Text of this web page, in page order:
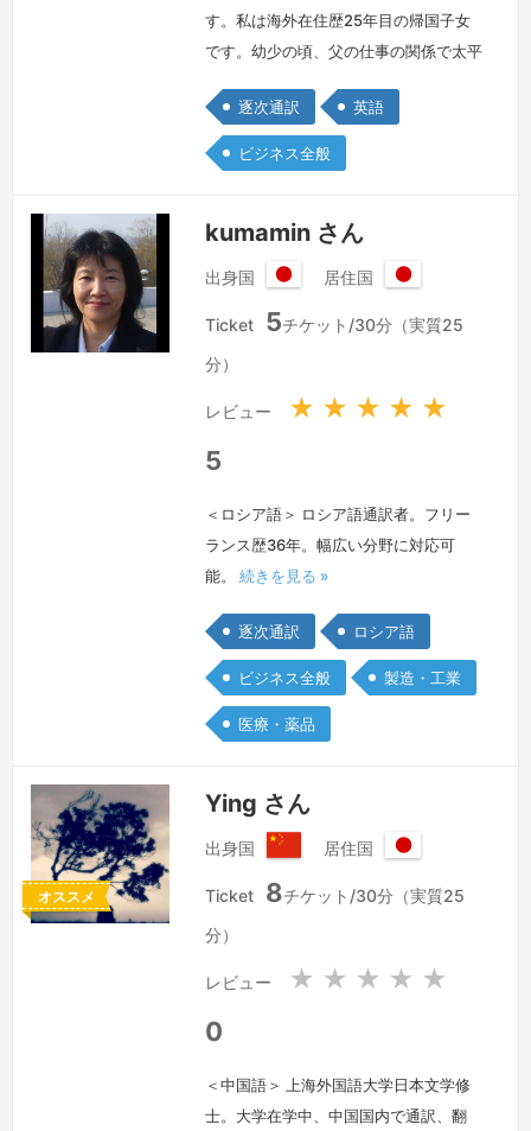
す。私は海外在住歴25年目の帰国子女
です。幼少の頃、父の仕事の関係で太平
した。２０１４年より夫の転勤のため、
イギリスのロンドンに住んでいます。現
在は、ロンドン芸術大学の大学院で服飾
越す前はニューヨークに住み、大学に通
いながら、日本の繊維業界紙「繊研新
た。通訳…続きを見る »
逐次通訳 英語
ビジネス全般
kumamin さん
出身国
本
居住国
本
Ticket 5チケット/30分（実質25
分）
レビュー ★ ★ ★ ★ ★
5
＜ロシア語＞ ロシア語通訳者。フリー
ランス歴36年。幅広い分野に対応可
能。 続きを見る »
逐次通訳 ロシア語
ビジネス全般 製造・工業
医療・薬品
オススメ
Ying さん
出身国
華
共
居住国
本
Ticket 8チケット/30分（実質25
分）
レビュー ★ ★ ★ ★ ★
0
＜中国語＞ 上海外国語大学日本文学修
士。大学在学中、中国国内で通訳、翻